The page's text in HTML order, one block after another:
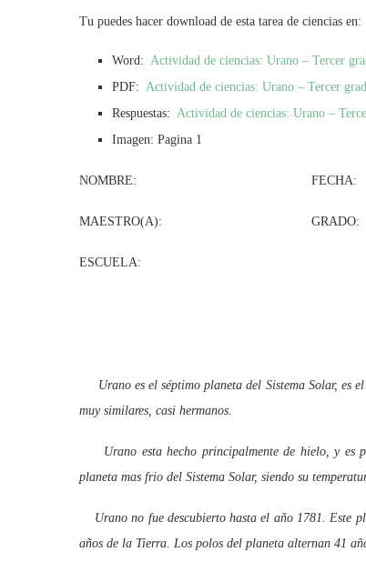
Tu puedes hacer download de esta tarea de ciencias en:
Word: Actividad de ciencias: Urano – Tercer
PDF: Actividad de ciencias: Urano – Tercer
Respuestas: Actividad de ciencias: Urano –
Imagen: Pagina 1
NOMBRE: FECHA:
MAESTRO(A):
ESCUELA:
Urano es el séptimo planeta del Sistema Solar, es
muy similares, casi hermanos.
Urano esta hecho principalmente de hielo, y es
planeta mas frio del Sistema Solar, siendo su
Urano no fue descubierto hasta el año 1781. Este
años de la Tierra. Los polos del planeta alternan 41